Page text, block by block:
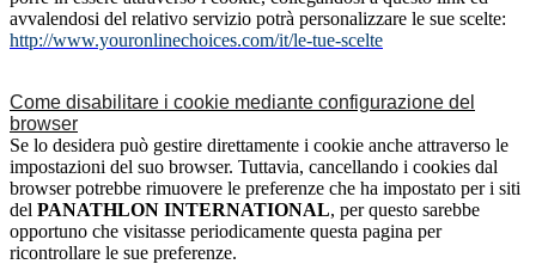
avvalendosi del relativo servizio potrà personalizzare le sue scelte:
http://www.youronlinechoices.com/it/le-tue-scelte
Come disabilitare i cookie mediante configurazione del
browser
Se lo desidera può gestire direttamente i cookie anche attraverso le
impostazioni del suo browser. Tuttavia, cancellando i cookies dal
browser potrebbe rimuovere le preferenze che ha impostato per i siti
del PANATHLON INTERNATIONAL, per questo sarebbe
opportuno che visitasse periodicamente questa pagina per
ricontrollare le sue preferenze.